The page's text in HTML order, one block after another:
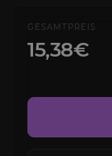
GESAMTPREIS
15,38€